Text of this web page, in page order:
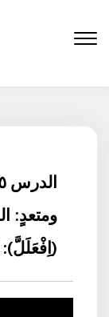
المحتوى
ومتعدٍ:
(اِفْعَلَلَّ):